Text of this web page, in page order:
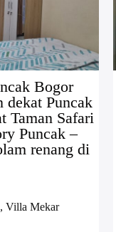
Bogor
dekat Puncak
Taman Safari
Puncak –
renang di
Villa Mekar